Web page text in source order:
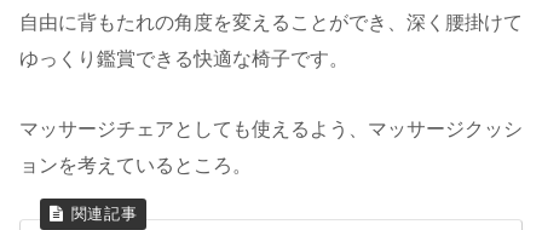
自由に背もたれの角度を変えることができ、深く腰掛けて
ゆっくり鑑賞できる快適な椅子です。
マッサージチェアとしても使えるよう、マッサージクッシ
ョンを考えているところ。